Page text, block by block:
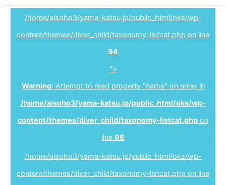
/home/aisoho3/yama-katsu.jp/public_html/oks/wp-
content/themes/diver_child/taxonomy-listcat.php on line
94
">
Warning: Attempt to read property "name" on array in
/home/aisoho3/yama-katsu.jp/public_html/oks/wp-
content/themes/diver_child/taxonomy-listcat.php on
line 96
/home/aisoho3/yama-katsu.jp/public_html/oks/wp-
content/themes/diver_child/taxonomy-listcat.php on line